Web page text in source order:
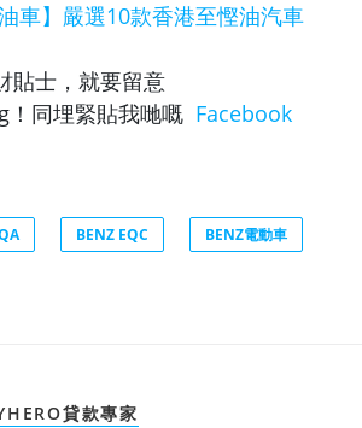
油車】嚴選10款香港至慳油汽車
貼士，就要留意
！同埋緊貼我哋嘅 Facebook
BENZ EQC BENZ電動車
貸款專家